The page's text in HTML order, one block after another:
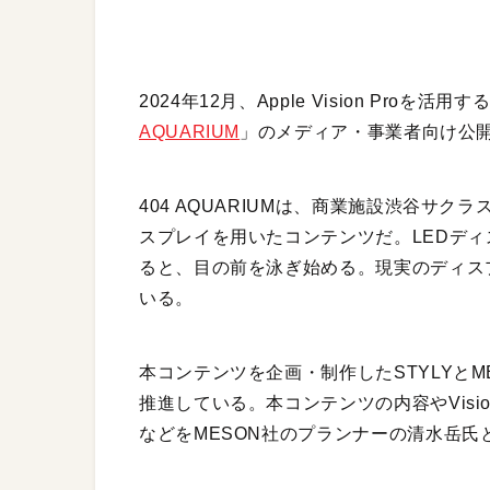
2024年12月、Apple Vision Proを活用す
AQUARIUM 」のメディア・事業者向け公
404 AQUARIUMは、商業施設渋谷サクラ
スプレイを用いたコンテンツだ。LEDデ
ると、目の前を泳ぎ始める。現実のディ
いる。
本コンテンツを企画・制作したSTYLYと
推進している。本コンテンツの内容や
などをMESON社のプランナーの清水岳